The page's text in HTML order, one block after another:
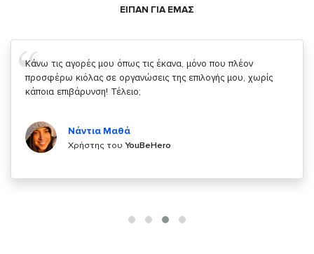
ΕΙΠΑΝ ΓΙΑ ΕΜΑΣ
Σας ευχαριστώ που μας δίνετε την δυνατότητα να κάνουμε
κάτι!
Χρήστης τουYouBeHero